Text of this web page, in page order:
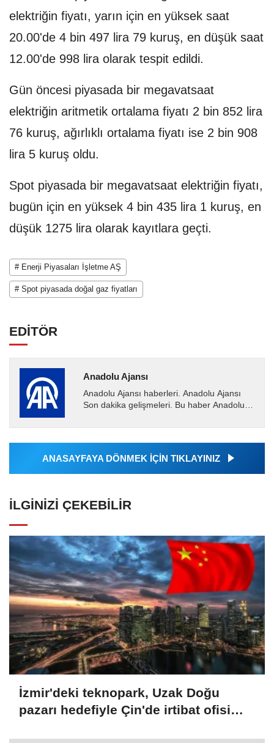
elektriğin fiyatı, yarın için en yüksek saat
20.00'de 4 bin 497 lira 79 kuruş, en düşük saat
12.00'de 998 lira olarak tespit edildi.
Gün öncesi piyasada bir megavatsaat
elektriğin aritmetik ortalama fiyatı 2 bin 852 lira
76 kuruş, ağırlıklı ortalama fiyatı ise 2 bin 908
lira 5 kuruş oldu.
Spot piyasada bir megavatsaat elektriğin fiyatı,
bugün için en yüksek 4 bin 435 lira 1 kuruş, en
düşük 1275 lira olarak kayıtlara geçti.
# Enerji Piyasaları İşletme AŞ
# Spot piyasada doğal gaz fiyatları
EDİTÖR
Anadolu Ajansı
Anadolu Ajansı haberleri. Anadolu Ajansı
Son dakika gelişmeleri. Bu haber Anadolu
Ajansı tarafından...
ANASAYFAYA DÖNMEK İÇİN TIKLAYINIZ
İLGINIZI ÇEKEBILIR
İzmir'deki teknopark, Uzak Doğu
pazarı hedefiyle Çin'de irtibat ofisi